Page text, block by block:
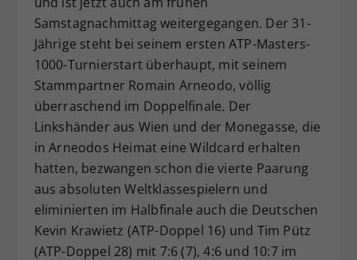
Samstagnachmittag weitergegangen. Der 31-
Jährige steht bei seinem ersten ATP-Masters-
1000-Turnierstart überhaupt, mit seinem
Stammpartner Romain Arneodo, völlig
überraschend im Doppelfinale. Der
Linkshänder aus Wien und der Monegasse, die
in Arneodos Heimat eine Wildcard erhalten
hatten, bezwangen schon die vierte Paarung
aus absoluten Weltklassespielern und
eliminierten im Halbfinale auch die Deutschen
Kevin Krawietz (ATP-Doppel 16) und Tim Pütz
(ATP-Doppel 28) mit 7:6 (7), 4:6 und 10:7 im
Zweck
Dieser Wert speichert Ihre Consent-
Einstellungen. Unter anderem eine
historische Speicherung Ihrer
vorgenommen Einstellungen, falls der
Webseiten-Betreiber dies eingestellt
hat.